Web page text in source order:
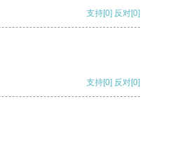
支持[0] 反对[0]
支持[0] 反对[0]